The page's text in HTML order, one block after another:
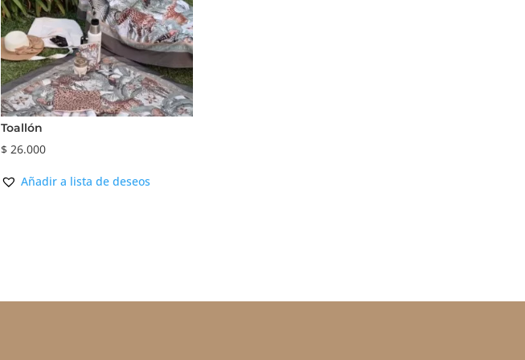
Toallón
$ 26.000
Añadir a lista de deseos